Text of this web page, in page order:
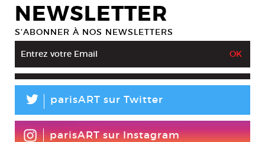
NEWSLETTER
S’ABONNER À NOS NEWSLETTERS
L parisART sur Twitter
parisART sur Instagram